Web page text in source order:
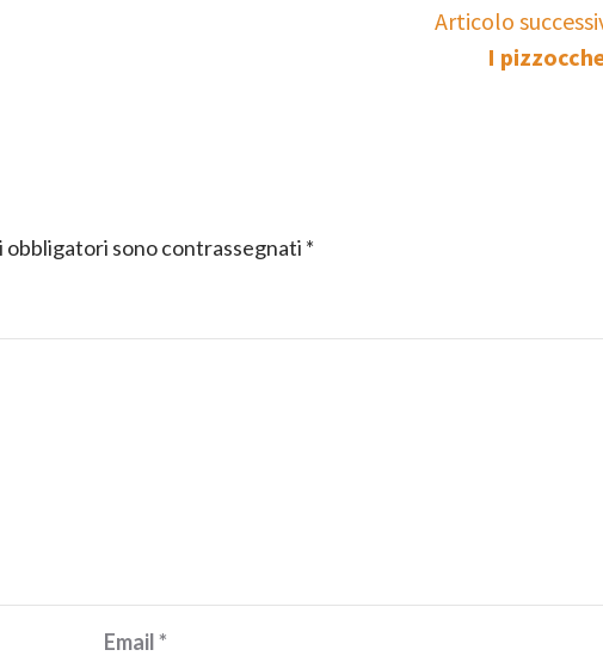
Articolo
I
obbligatori sono contrassegnati *
Email*